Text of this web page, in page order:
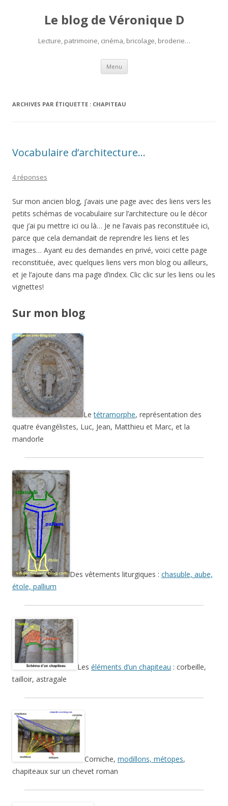
Le blog de Véronique D
Lecture, patrimoine, cinéma, bricolage, broderie…
Menu Aller
contenu
ARCHIVES PAR ÉTIQUETTE : CHAPITEAU
Vocabulaire d’architecture…
4 réponses
Sur mon ancien blog, j’avais une page avec des liens vers les
petits schémas de vocabulaire sur l’architecture ou le décor
que j’ai pu mettre ici ou là… Je ne l’avais pas reconstituée ici,
parce que cela demandait de reprendre les liens et les
images… Ayant eu des demandes en privé, voici cette page
reconstituée, avec quelques liens vers mon blog ou ailleurs,
et je l’ajoute dans ma page d’index. Clic clic sur les liens ou les
vignettes!
Sur mon blog
Letétramorphe, représentation des
quatre évangélistes, Luc, Jean, Matthieu et Marc, et la
mandorle
Des vêtements liturgiques : chasuble, aube,
étole, pallium
Les éléments d’un chapiteau : corbeille,
tailloir, astragale
Corniche, modillons, métopes,
chapiteaux sur un chevet roman